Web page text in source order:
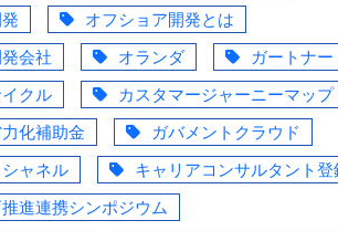
オフショア開発とは
会社
オランダ
ガートナー
クル
カスタマージャーニーマップ
化補助金
ガバメントクラウド
ャネル
キャリアコンサルタント登
進連携シンポジウム